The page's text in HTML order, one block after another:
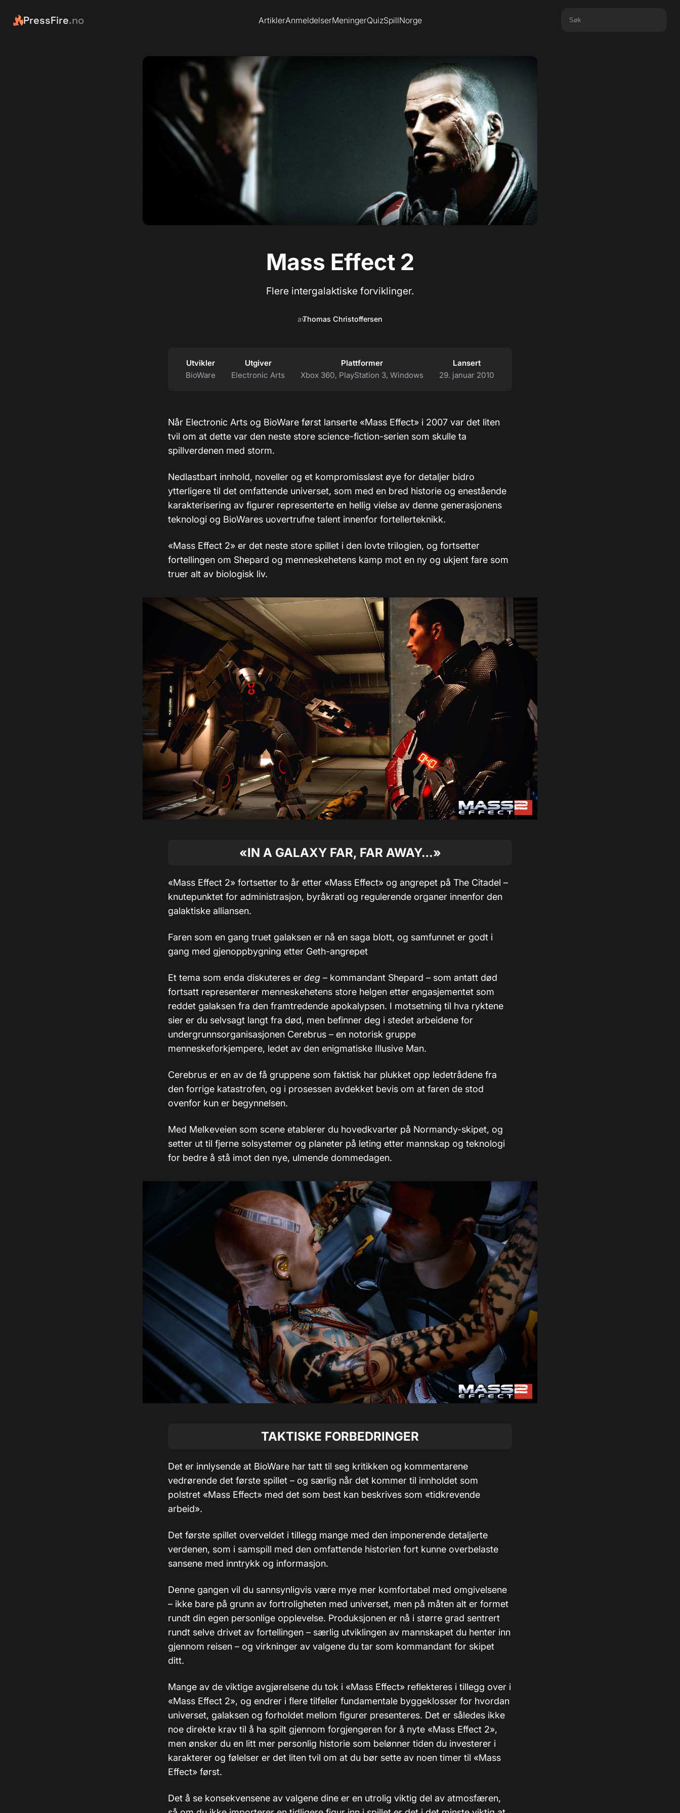
PressFire.no ArtiklerAnmeldelserMeningerQuizSpillNorge
Mass Effect 2
Flere intergalaktiske forviklinger.
avThomas Christoffersen
Utvikler
BioWare
Utgiver
Electronic Arts
Plattformer
Xbox 360, PlayStation 3, Windows
Lansert
29. januar 2010
Når Electronic Arts og BioWare først lanserte «Mass Effect» i 2007 var det liten
tvil om at dette var den neste store science-fiction-serien som skulle ta
spillverdenen med storm.
Nedlastbart innhold, noveller og et kompromissløst øye for detaljer bidro
ytterligere til det omfattende universet, som med en bred historie og enestående
karakterisering av figurer representerte en hellig vielse av denne generasjonens
teknologi og BioWares uovertrufne talent innenfor fortellerteknikk.
«Mass Effect 2» er det neste store spillet i den lovte trilogien, og fortsetter
fortellingen om Shepard og menneskehetens kamp mot en ny og ukjent fare som
truer alt av biologisk liv.
«IN A GALAXY FAR, FAR AWAY…»
«Mass Effect 2» fortsetter to år etter «Mass Effect» og angrepet på The Citadel –
knutepunktet for administrasjon, byråkrati og regulerende organer innenfor den
galaktiske alliansen.
Faren som en gang truet galaksen er nå en saga blott, og samfunnet er godt i
gang med gjenoppbygning etter Geth-angrepet
Et tema som enda diskuteres er deg – kommandant Shepard – som antatt død
fortsatt representerer menneskehetens store helgen etter engasjementet som
reddet galaksen fra den framtredende apokalypsen. I motsetning til hva ryktene
sier er du selvsagt langt fra død, men befinner deg i stedet arbeidene for
undergrunnsorganisasjonen Cerebrus – en notorisk gruppe
menneskeforkjempere, ledet av den enigmatiske Illusive Man.
Cerebrus er en av de få gruppene som faktisk har plukket opp ledetrådene fra
den forrige katastrofen, og i prosessen avdekket bevis om at faren de stod
ovenfor kun er begynnelsen.
Med Melkeveien som scene etablerer du hovedkvarter på Normandy-skipet, og
setter ut til fjerne solsystemer og planeter på leting etter mannskap og teknologi
for bedre å stå imot den nye, ulmende dommedagen.
TAKTISKE FORBEDRINGER
Det er innlysende at BioWare har tatt til seg kritikken og kommentarene
vedrørende det første spillet – og særlig når det kommer til innholdet som
polstret «Mass Effect» med det som best kan beskrives som «tidkrevende
arbeid».
Det første spillet overveldet i tillegg mange med den imponerende detaljerte
verdenen, som i samspill med den omfattende historien fort kunne overbelaste
sansene med inntrykk og informasjon.
Denne gangen vil du sannsynligvis være mye mer komfortabel med omgivelsene
– ikke bare på grunn av fortroligheten med universet, men på måten alt er formet
rundt din egen personlige opplevelse. Produksjonen er nå i større grad sentrert
rundt selve drivet av fortellingen – særlig utviklingen av mannskapet du henter inn
gjennom reisen – og virkninger av valgene du tar som kommandant for skipet
ditt.
Mange av de viktige avgjørelsene du tok i «Mass Effect» reflekteres i tillegg over i
«Mass Effect 2», og endrer i flere tilfeller fundamentale byggeklosser for hvordan
universet, galaksen og forholdet mellom figurer presenteres. Det er således ikke
noe direkte krav til å ha spilt gjennom forgjengeren for å nyte «Mass Effect 2»,
men ønsker du en litt mer personlig historie som belønner tiden du investerer i
karakterer og følelser er det liten tvil om at du bør sette av noen timer til «Mass
Effect» først.
Det å se konsekvensene av valgene dine er en utrolig viktig del av atmosfæren,